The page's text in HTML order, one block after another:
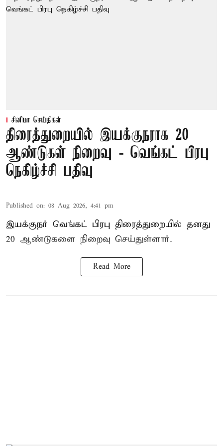
சினிமா செய்திகள்
திரைத்துறையில் இயக்குநராக 20
ஆண்டுகள் நிறைவு - வெங்கட் பிரபு
நெகிழ்ச்சி பதிவு
Published on: 08 Aug 2026, 4:41 pm
இயக்குநர் வெங்கட் பிரபு திரைத்துறையில் தனது
20 ஆண்டுகளை நிறைவு செய்துள்ளார்.
Read More